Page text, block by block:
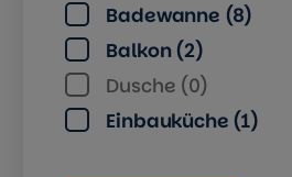
Badewanne (8)
Balkon (2)
Dusche (0)
Einbauküche (1)